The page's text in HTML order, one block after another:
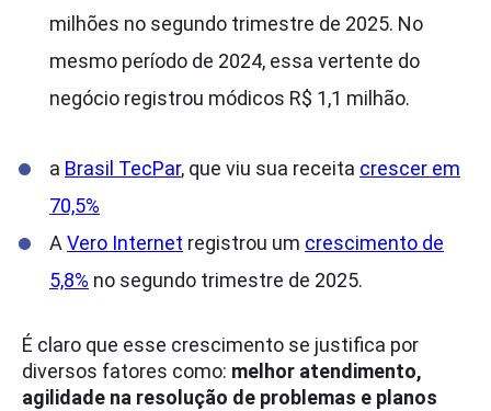
milhões no segundo trimestre de 2025. No
mesmo período de 2024, essa vertente do
negócio registrou módicos R$ 1,1 milhão.
a Brasil TecPar, que viu sua receita crescer em
70,5%
AVero Internet registrou um crescimento de
5,8% no segundo trimestre de 2025.
É claro que esse crescimento se justifica por
diversos fatores como: melhor atendimento,
agilidade na resolução de problemas e planos